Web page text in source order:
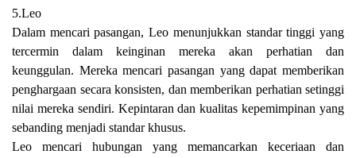
5.Leo
Dalam mencari pasangan, Leo menunjukkan standar tinggi yang
tercermin dalam keinginan mereka akan perhatian dan
keunggulan. Mereka mencari pasangan yang dapat memberikan
penghargaan secara konsisten, dan memberikan perhatian setinggi
nilai mereka sendiri. Kepintaran dan kualitas kepemimpinan yang
sebanding menjadi standar khusus.
Leo mencari hubungan yang memancarkan keceriaan dan